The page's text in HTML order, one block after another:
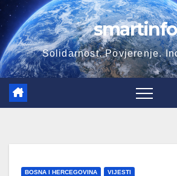
Skip
to
content
smartinfo
Solidarnost. Povjerenje.
BOSNA I HERCEGOVINA VIJESTI